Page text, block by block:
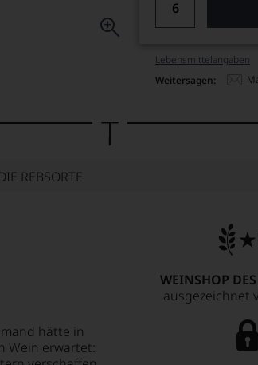
Lebensmittel­angaben
Weitersagen:
DIE REBSORTE
hätte in
Wein erwartet:
WEINSHOP
ausgezeichnet